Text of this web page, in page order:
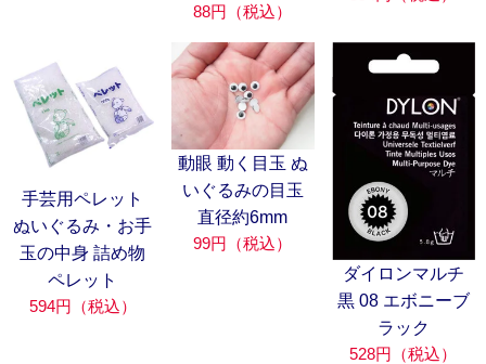
88円（税込）
手芸用ペレット
ぬいぐるみ・お手
玉の中身 詰め物
ペレット
594円（税込）
動眼 動く目玉 ぬ
いぐるみの目玉
直径約6mm
99円（税込）
ダイロンマルチ
黒 08 エボニーブ
ラック
528円（税込）